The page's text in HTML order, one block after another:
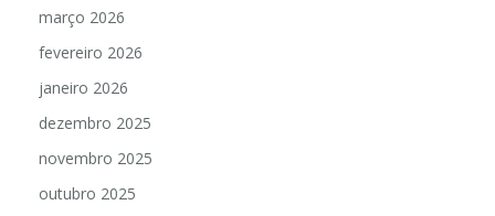
março 2026
fevereiro 2026
janeiro 2026
dezembro 2025
novembro 2025
outubro 2025